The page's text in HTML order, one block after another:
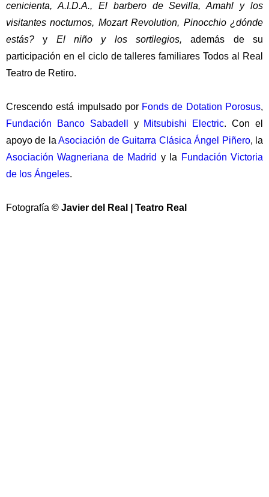
cenicienta, A.I.D.A., El barbero de Sevilla, Amahl y los
visitantes nocturnos, Mozart Revolution, Pinocchio ¿dónde
estás?y El niño y los sortilegios,además de su
participación en el ciclo de talleres familiares Todos al Real
Teatro de Retiro.
Crescendo está impulsado por Fonds de Dotation Porosus,
Fundación Banco Sabadell
y Mitsubishi Electric. Con el
apoyo de laAsociación de Guitarra Clásica Ángel Piñero, la
Asociación Wagneriana de Madrid y la Fundación Victoria
de los Ángeles.
Fotografía © Javier del Real | Teatro Real